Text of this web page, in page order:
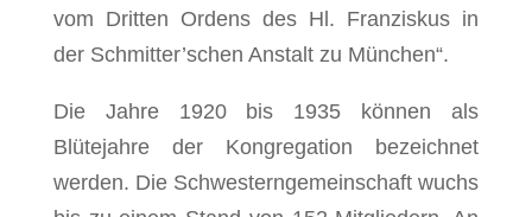
vom Dritten Ordens des Hl. Franziskus in
der Schmitter’schen Anstalt zu München“.
Die Jahre 1920 bis 1935 können als
Blütejahre der Kongregation bezeichnet
werden. Die Schwesterngemeinschaft wuchs